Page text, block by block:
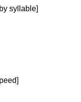
syllable]